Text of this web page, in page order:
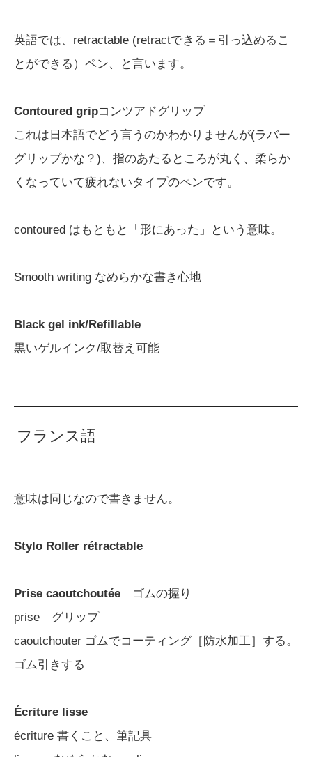
英語では、retractable (retractできる＝引っ込めるこ
とができる）ペン、と言います。
Contoured gripコンツアドグリップ
これは日本語でどう言うのかわかりませんが(ラバー
グリップかな？)、指のあたるところが丸く、柔らか
くなっていて疲れないタイプのペンです。
contoured はもともと「形にあった」という意味。
Smooth writing なめらかな書き心地
Black gel ink/Refillable
黒いゲルインク/取替え可能
フランス語
意味は同じなので書きません。
Stylo Roller rétractable
Prise caoutchoutée ゴムの握り
prise グリップ
caoutchouter ゴムでコーティング［防水加工］する。
ゴム引きする
Écriture lisse
écriture 書くこと、筆記具